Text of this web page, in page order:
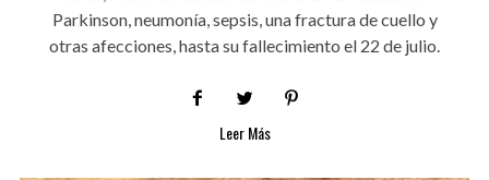
Parkinson, neumonía, sepsis, una fractura de cuello y
otras afecciones, hasta su fallecimiento el 22 de julio.
Leer Más